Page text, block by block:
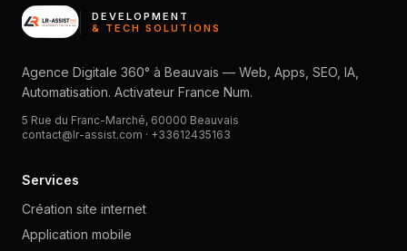
DEVELOPMENT
& TECH SOLUTIONS
Agence Digitale 360° à Beauvais — Web, Apps, SEO, IA,
Automatisation. Activateur France Num.
5 Rue du Franc-Marché, 60000 Beauvais
contact@lr-assist.com · +33612435163
Services
Création site internet
Application mobile